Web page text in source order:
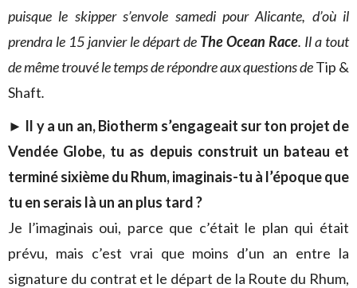
puisque le skipper s’envole samedi pour Alicante, d’où il
prendra le 15 janvier le départ de The Ocean Race. Il a tout
de même trouvé le temps de répondre aux questions deTip &
Shaft.
► Il y a un an, Biotherm s’engageait sur ton projet de
Vendée Globe, tu as depuis construit un bateau et
terminé sixième du Rhum, imaginais-tu à l’époque que
tu en serais là un an plus tard ?
Je l’imaginais oui, parce que c’était le plan qui était
prévu, mais c’est vrai que moins d’un an entre la
signature du contrat et le départ de la Route du Rhum,